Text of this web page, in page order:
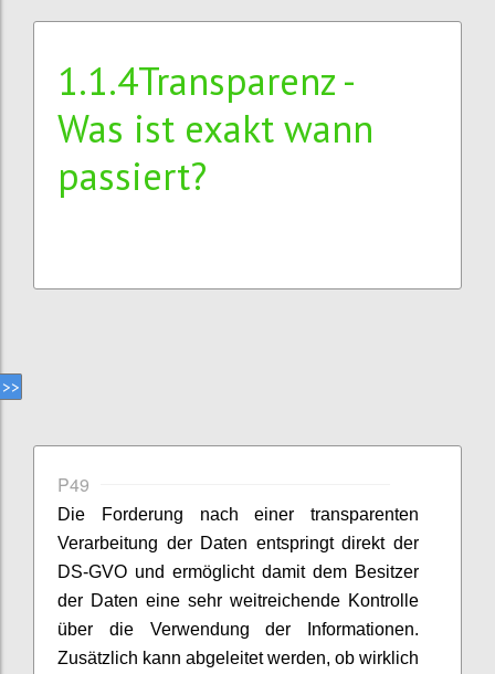
1.1.4Transparenz -
Was ist exakt wann
passiert?
P49
Die Forderung nach einer transparenten
Verarbeitung der Daten entspringt direkt der
DS-GVO und ermöglicht damit dem Besitzer
der Daten eine sehr weitreichende Kontrolle
über die Verwendung der Informationen.
Zusätzlich kann abgeleitet werden, ob wirklich